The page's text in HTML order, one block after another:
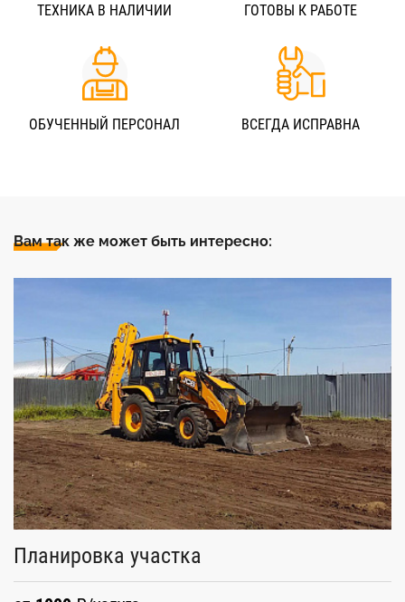
ТЕХНИКА В НАЛИЧИИ ГОТОВЫ К РАБОТЕ
ОБУЧЕННЫЙ ПЕРСОНАЛ ВСЕГДА ИСПРАВНА
Вам так же может быть интересно:
Планировка участка